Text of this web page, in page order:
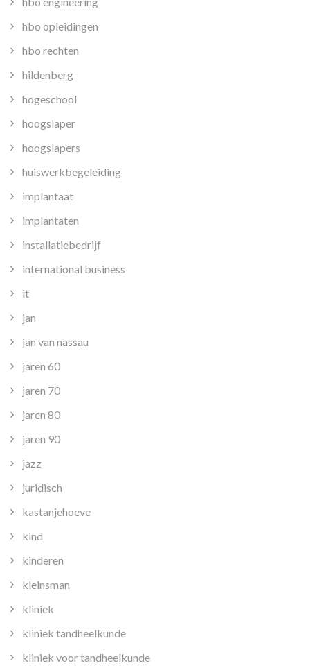
hbo opleidingen
hbo rechten
hildenberg
hogeschool
hoogslaper
hoogslapers
huiswerkbegeleiding
implantaat
implantaten
installatiebedrijf
international business
it
jan
jan van nassau
jaren 60
jaren 70
jaren 80
jaren 90
jazz
juridisch
kastanjehoeve
kind
kinderen
kleinsman
kliniek
kliniek tandheelkunde
kliniek voor tandheelkunde